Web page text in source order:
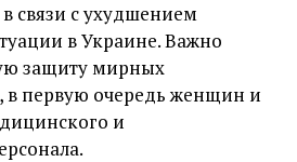
связи с ухудшением
в Украине. Важно
защиту мирных
в первую очередь женщин и
и